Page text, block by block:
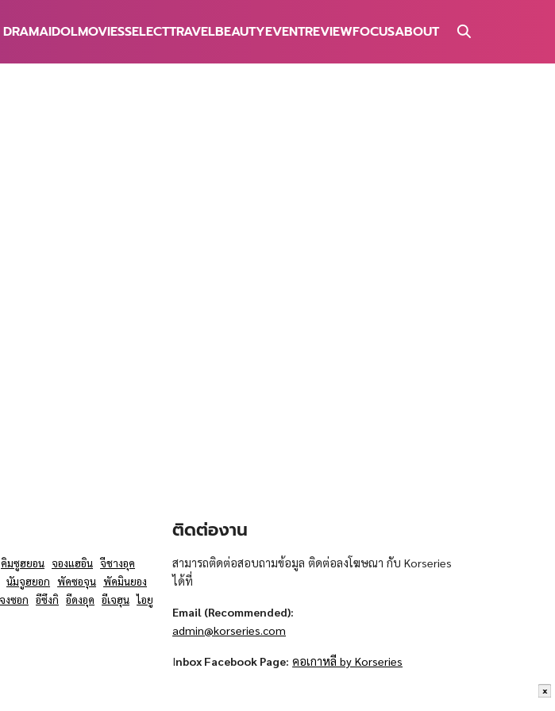
x
DRAMAIDOLMOVIESSELECTTRAVELBEAUTYEVENTREVIEWFOCUSABOUT
คิมซูฮยอน จองแฮอิน จีชางอุค
นัมจูฮยอก พัคซอจุน พัคมินยอง
งซอก อีซึงกิ อีดงอุค อีเจฮุน ไอยู
ติดต่องาน
สามารถติดต่อสอบถามข้อมูล ติดต่อลงโฆษณา กับ Korseries
ได้ที่
Email (Recommended):
admin@korseries.com
Inbox Facebook Page: คอเกาหลี by Korseries